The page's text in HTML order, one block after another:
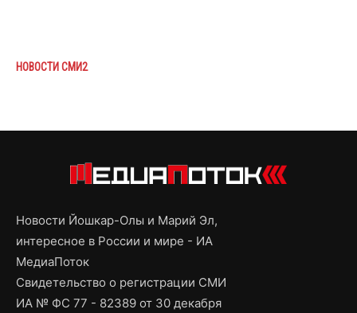
НОВОСТИ СМИ2
Новости Йошкар-Олы и Марий Эл,
интересное в России и мире - ИА
МедиаПоток
Свидетельство о регистрации СМИ
ИА № ФС 77 - 82389 от 30 декабря